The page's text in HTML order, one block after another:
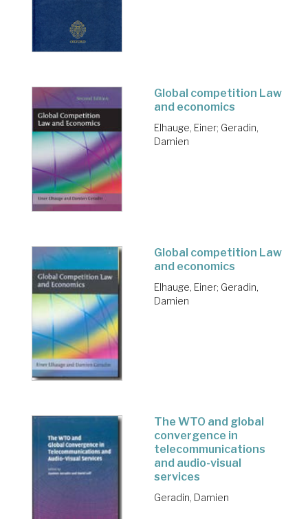
Global competition Law
and economics
Elhauge, Einer; Geradin,
Damien
Global competition Law
and economics
Elhauge, Einer; Geradin,
Damien
The WTO and global
convergence in
telecommunications
and audio-visual
services
Geradin, Damien